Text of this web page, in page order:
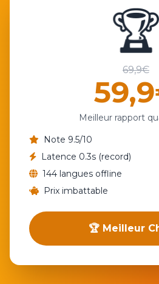
🏆
69,9€
Meilleur rapport
Note 9.5/10
Latence 0.3s (record)
144 langues offline
Prix imbattable
🏆 Meilleur